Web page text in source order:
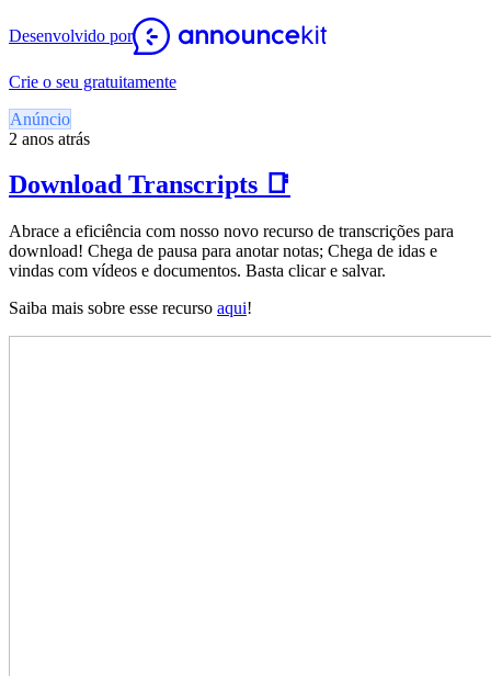
Desenvolvido por
Crie o seu gratuitamente
Anúncio
2 anos atrás
Download Transcripts 📑
Abrace a eficiência com nosso novo recurso de transcrições para
download! Chega de pausa para anotar notas; Chega de idas e
vindas com vídeos e documentos. Basta clicar e salvar.
Saiba mais sobre esse recurso aqui!